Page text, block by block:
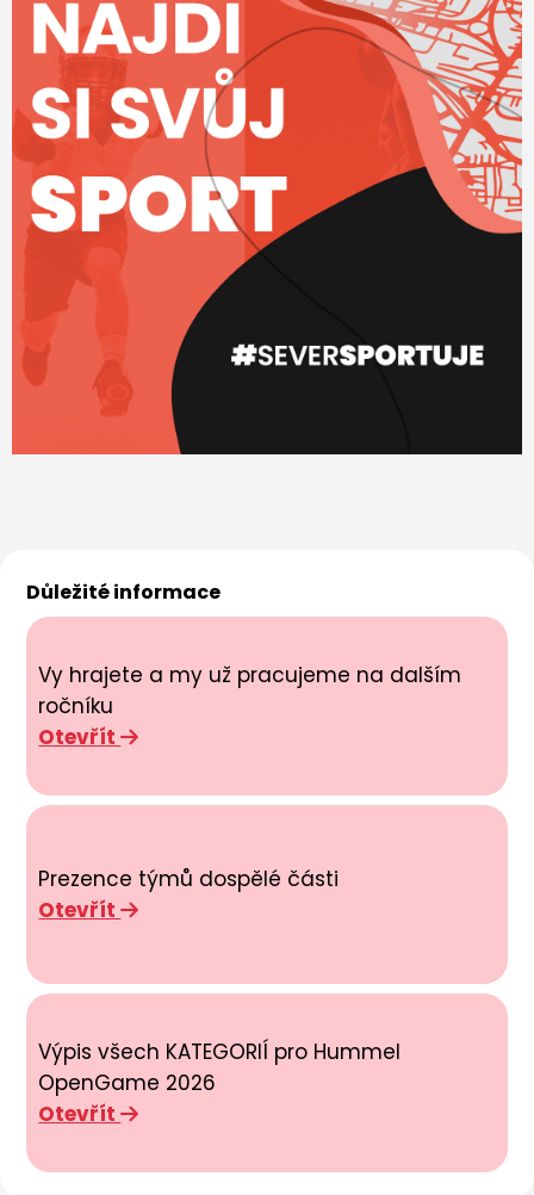
Důležité informace
Vy hrajete a my už pracujeme na dalším
ročníku
Otevřít
Prezence týmů dospělé části
Otevřít
Výpis všech KATEGORIÍ pro Hummel
OpenGame 2026
Otevřít